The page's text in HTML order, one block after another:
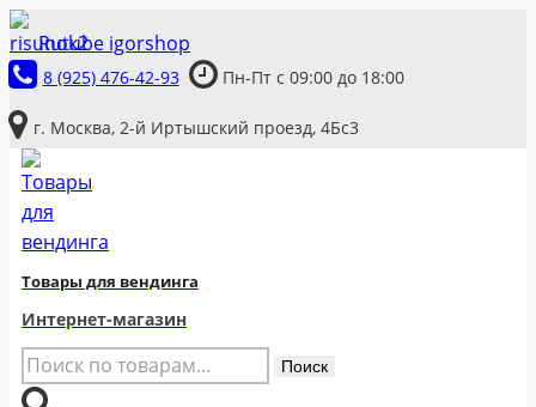
Перейти
к
содержимому
Rutube igorshop
8 (925) 476-42-93 Пн-Пт с 09:00 до 18:00
г. Москва, 2-й Иртышский проезд, 4Бс3
Товары для вендинга
Интернет-магазин
Искать: Поиск